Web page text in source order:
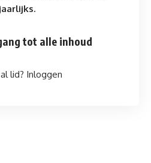
jaarlijks.
tot alle inhoud
lid? Inloggen